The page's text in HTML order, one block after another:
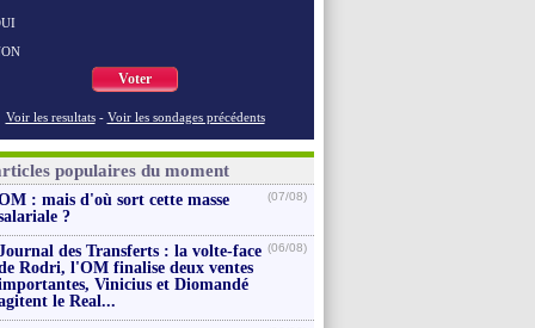
Heracles
Voter
Voir les resultats - Voir les sondages précédents
populaires du moment
: mais d'où sort cette masse
?
(07/08)
des Transferts : la volte-face
Rodri, l'OM finalise deux ventes
Vinicius et Diomandé
le Real...
(06/08)